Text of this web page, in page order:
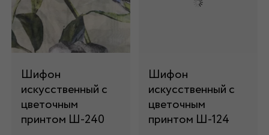
Шифон
искусственный с
цветочным
принтом Ш-240
Шифон
искусственный с
цветочным
принтом Ш-124